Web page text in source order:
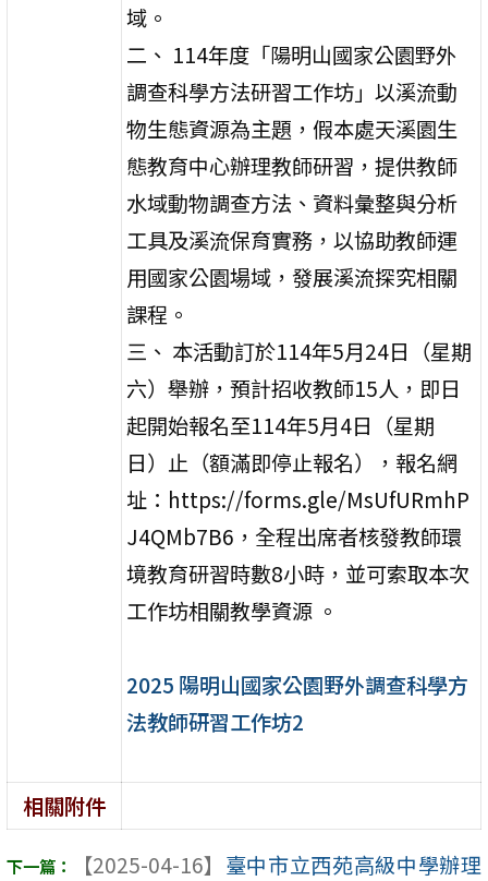
域。
二、 114年度「陽明山國家公園野外
調查科學方法研習工作坊」以溪流動
物生態資源為主題，假本處天溪園生
態教育中心辦理教師研習，提供教師
水域動物調查方法、資料彙整與分析
工具及溪流保育實務，以協助教師運
用國家公園場域，發展溪流探究相關
課程。
三、 本活動訂於114年5月24日（星期
六）舉辦，預計招收教師15人，即日
起開始報名至114年5月4日（星期
日）止（額滿即停止報名），報名網
址：https://forms.gle/MsUfURmhP
J4QMb7B6，全程出席者核發教師環
境教育研習時數8小時，並可索取本次
工作坊相關教學資源 。
2025 陽明山國家公園野外調查科學方
法教師研習工作坊2
相關附件
【2025-04-16】 臺中市立西苑高級中學辦理